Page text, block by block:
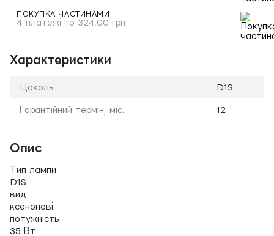
ПОКУПКА ЧАСТИНАМИ
4 платежі по 324.00 грн
Характеристики
Цоколь D1S
Гарантійний термін, міс. 12
Опис
Тип лампи
D1S
вид
ксенонові
потужність
35 Вт